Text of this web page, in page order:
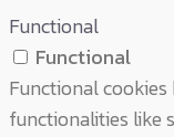
Functional
Functional
Functional
functionalities like